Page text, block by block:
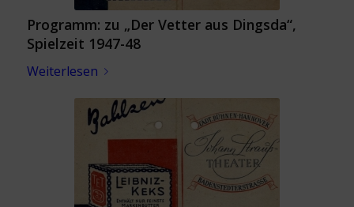
Programm: zu „Der Vetter aus Dingsda“,
Spielzeit 1947-48
Weiterlesen